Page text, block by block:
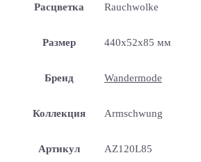
Расцветка Rauchwolke
Размер 440x52x85 мм
Бренд Wandermode
Коллекция Armschwung
Артикул AZ120L85